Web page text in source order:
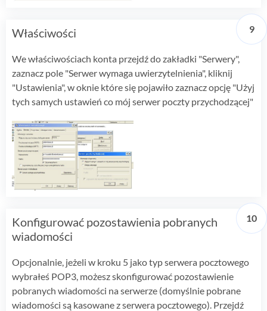
Właściwości
We właściwościach konta przejdź do zakładki "Serwery",
zaznacz pole "Serwer wymaga uwierzytelnienia", kliknij
"Ustawienia", w oknie które się pojawiło zaznacz opcję "Użyj
tych samych ustawień co mój serwer poczty przychodzącej"
Konfigurować pozostawienia pobranych
wiadomości
Opcjonalnie, jeżeli w kroku 5 jako typ serwera pocztowego
wybrałeś POP3, możesz skonfigurować pozostawienie
pobranych wiadomości na serwerze (domyślnie pobrane
wiadomości są kasowane z serwera pocztowego). Przejdź